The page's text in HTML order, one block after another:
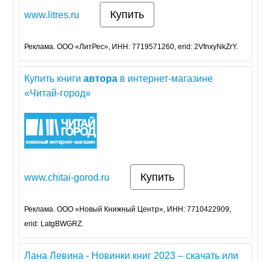
www.litres.ru Купить
Реклама. ООО «ЛитРес», ИНН: 7719571260, erid: 2VfnxyNkZrY.
Купить книгиавтора в интернет-магазине
«Читай-город»
www.chitai-gorod.ru Купить
Реклама. ООО «Новый Книжный Центр», ИНН: 7710422909,
erid: LatgBWGRZ.
Лана Левина - Новинки книг 2023 – скачать или